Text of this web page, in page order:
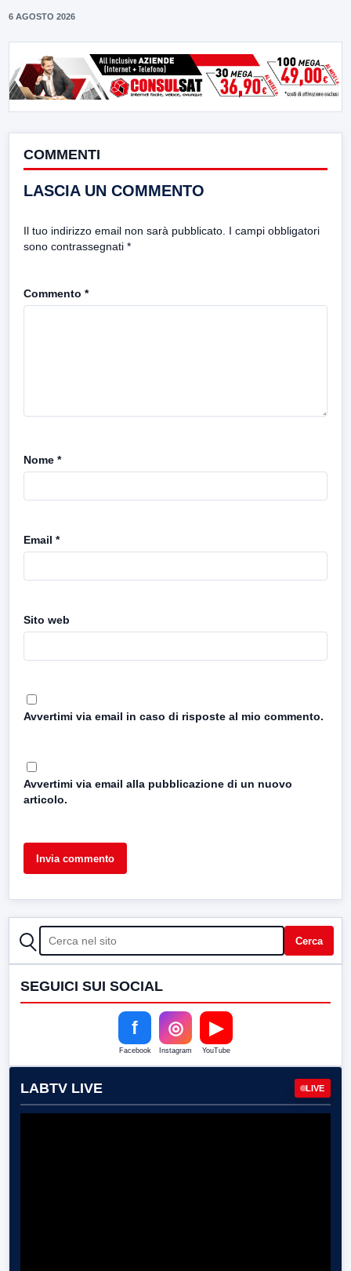
6 AGOSTO 2026
COMMENTI
LASCIA UN COMMENTO
Il tuo indirizzo email non sarà pubblicato. I campi obbligatori
sono contrassegnati *
Commento *
Nome *
Email *
Sito web
Avvertimi via email in caso di risposte al mio commento.
Avvertimi via email alla pubblicazione di un nuovo
articolo.
CERCA Cerca
SEGUICI SUI SOCIAL
f
Facebook
◎
Instagram
▶
YouTube
LABTV LIVE LIVE